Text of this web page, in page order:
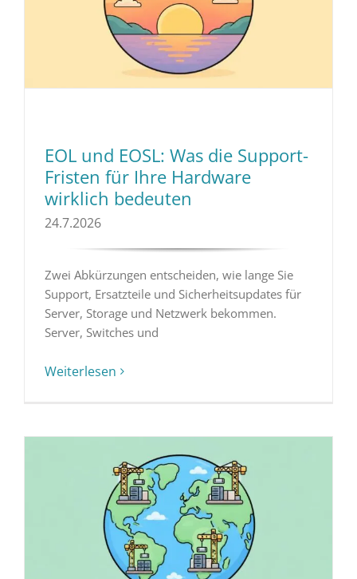
EOL und EOSL: Was die Support-
Fristen für Ihre Hardware
wirklich bedeuten
24.7.2026
Zwei Abkürzungen entscheiden, wie lange Sie
Support, Ersatzteile und Sicherheitsupdates für
Server, Storage und Netzwerk bekommen.
Server, Switches und
Weiterlesen